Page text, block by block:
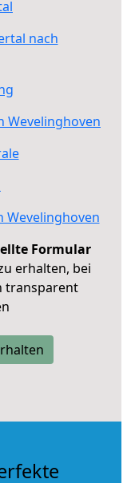
nach
Wevelinghoven
Wevelinghoven
Formular
erhalten, bei
transparent